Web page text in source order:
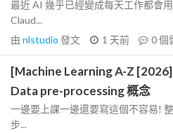
最近 AI 幾乎已經變成每天工作都會
Claud...
由 nlstudio 發文 1 天前 0個
[Machine Learning A-Z
Data pre-processing 概念
一邊要上課一邊還要寫這個不容易!
步...